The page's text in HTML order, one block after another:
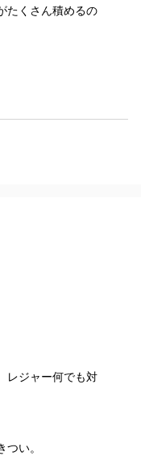
たくさん積めるの
レジャー何でも対
い。